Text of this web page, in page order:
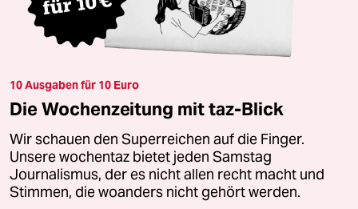
10 Ausgaben für 10 Euro
Die Wochenzeitung mit taz-Blick
Wir schauen den Superreichen auf die Finger.
Unsere wochentaz bietet jeden Samstag
Journalismus, der es nicht allen recht macht und
Stimmen, die woanders nicht gehört werden.